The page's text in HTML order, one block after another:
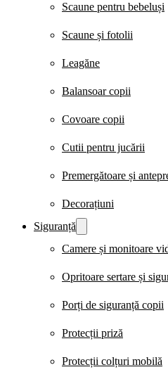
Scaune pentru bebeluși
Scaune și fotolii
Leagăne
Balansoar copii
Covoare copii
Cutii pentru jucării
Premergătoare și
Decorațiuni
Siguranță
Camere și monitoare
Opritoare sertare și
Porți de siguranță copii
Protecții priză
Protecții colțuri mobilă